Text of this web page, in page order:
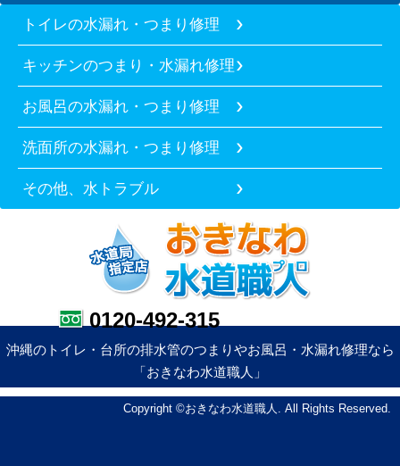
トイレの水漏れ・つまり修理
キッチンのつまり・水漏れ修理
お風呂の水漏れ・つまり修理
洗面所の水漏れ・つまり修理
その他、水トラブル
0120-492-315
沖縄のトイレ・台所の排水管のつまりやお風呂・水漏れ修理なら
「おきなわ水道職人」
Copyright ©おきなわ水道職人. All Rights Reserved.